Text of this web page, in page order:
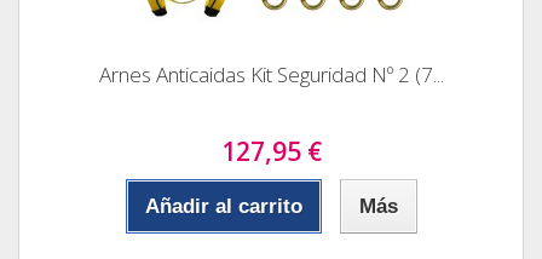
Arnes Anticaidas Kit Seguridad Nº 2 (7...
127,95 €
Añadir al carrito Más